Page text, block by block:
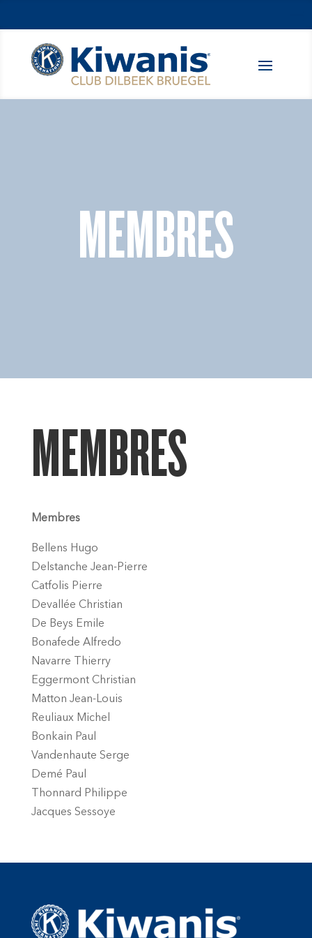
MEMBRES
MEMBRES
Membres
Bellens Hugo
Delstanche Jean-Pierre
Catfolis Pierre
Devallée Christian
De Beys Emile
Bonafede Alfredo
Navarre Thierry
Eggermont Christian
Matton Jean-Louis
Reuliaux Michel
Bonkain Paul
Vandenhaute Serge
Demé Paul
Thonnard Philippe
Jacques Sessoye